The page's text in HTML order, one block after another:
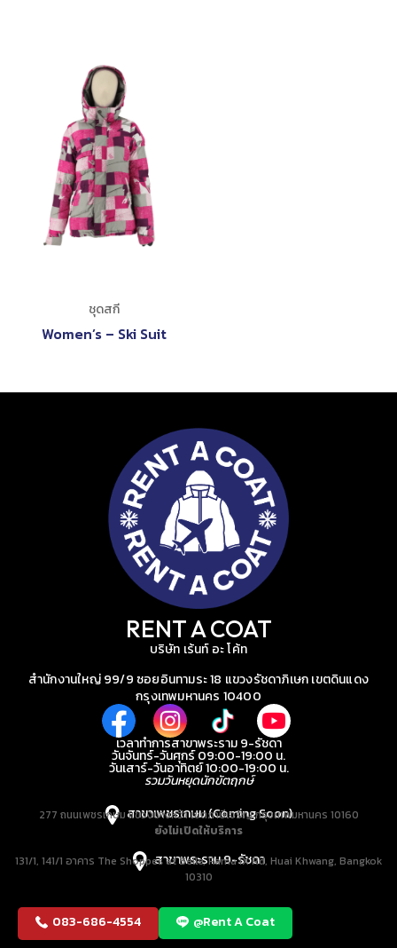
ชุดสกี
Women’s – Ski Suit
RENT A COAT
บริษัท เร้นท์ อะ โค้ท
สำนักงานใหญ่ 99/9 ซอยอินทามระ 18 แขวงรัชดาภิเษก เขตดินแดง
กรุงเทพมหานคร 10400
เวลาทำการสาขาพระราม 9-รัชดา
วันจันทร์-วันศุกร์ 09:00-19:00 น.
วันเสาร์-วันอาทิตย์ 10:00-19:00 น.
รวมวันหยุดนักขัตฤกษ์
สาขาเพชรเกษม (Coming Soon)
277 ถนนเพชรเกษม แขวงบางหว้า เขตภาษีเจริญ กรุงเทพมหานคร 10160
ยังไม่เปิดให้บริการ
สาขาพระราม 9-รัชดา
131/1, 141/1 อาคาร The Shoppes at Belle, Rama IX Rd, Huai Khwang, Bangkok
10310
083-686-4554 @Rent A Coat